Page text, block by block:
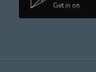
Get in on